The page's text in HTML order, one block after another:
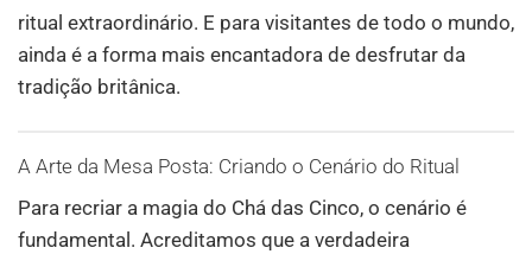
ritual extraordinário. E para visitantes de todo o mundo,
ainda é a forma mais encantadora de desfrutar da
tradição britânica.
A Arte da Mesa Posta: Criando o Cenário do Ritual
Para recriar a magia do Chá das Cinco, o cenário é
fundamental. Acreditamos que a verdadeira